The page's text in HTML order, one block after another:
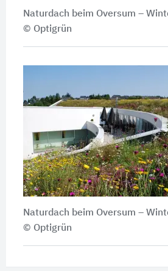
Naturdach beim Oversum –
© Optigrün
Naturdach beim Oversum –
© Optigrün